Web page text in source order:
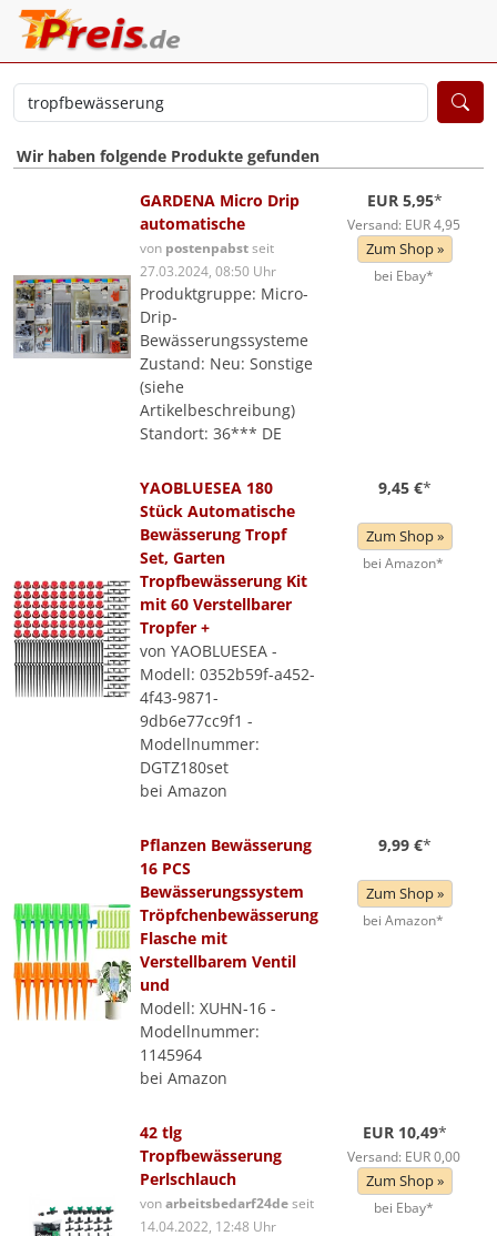
Wir haben folgende Produkte gefunden
GARDENA Micro Drip
automatische
von postenpabstseit
27.03.2024, 08:50 Uhr
Produktgruppe: Micro-
Drip-
Bewässerungssysteme
Zustand: Neu: Sonstige
(siehe
Artikelbeschreibung)
Standort: 36*** DE
EUR 5,95*
Versand: EUR 4,95
Zum Shop »
bei Ebay*
YAOBLUESEA 180
Stück Automatische
Bewässerung Tropf
Set, Garten
Tropfbewässerung Kit
mit 60 Verstellbarer
Tropfer +
von YAOBLUESEA -
Modell: 0352b59f-a452-
4f43-9871-
9db6e77cc9f1 -
Modellnummer:
DGTZ180set
bei Amazon
9,45 €*
Zum Shop »
bei Amazon*
Pflanzen Bewässerung
16 PCS
Bewässerungssystem
Tröpfchenbewässerung
Flasche mit
Verstellbarem Ventil
und
Modell: XUHN-16 -
Modellnummer:
1145964
bei Amazon
9,99 €*
Zum Shop »
bei Amazon*
42 tlg
Tropfbewässerung
Perlschlauch
vonarbeitsbedarf24deseit
14.04.2022, 12:48 Uhr
EUR 10,49*
Versand: EUR 0,00
Zum Shop »
bei Ebay*